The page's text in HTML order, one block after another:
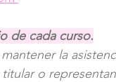
de cada curso.
la
titular o